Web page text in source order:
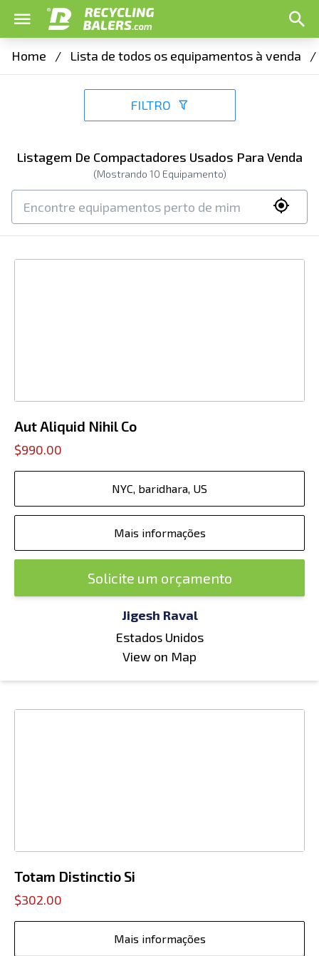
Home / Lista de todos os equipamentos à venda /
FILTRO
Listagem De Compactadores Usados Para Venda
(Mostrando 10 Equipamento)
Aut Aliquid Nihil Co
$990.00
NYC, baridhara, US
Mais informações
Solicite um orçamento
Jigesh Raval
Estados Unidos
View on Map
Totam Distinctio Si
$302.00
Mais informações